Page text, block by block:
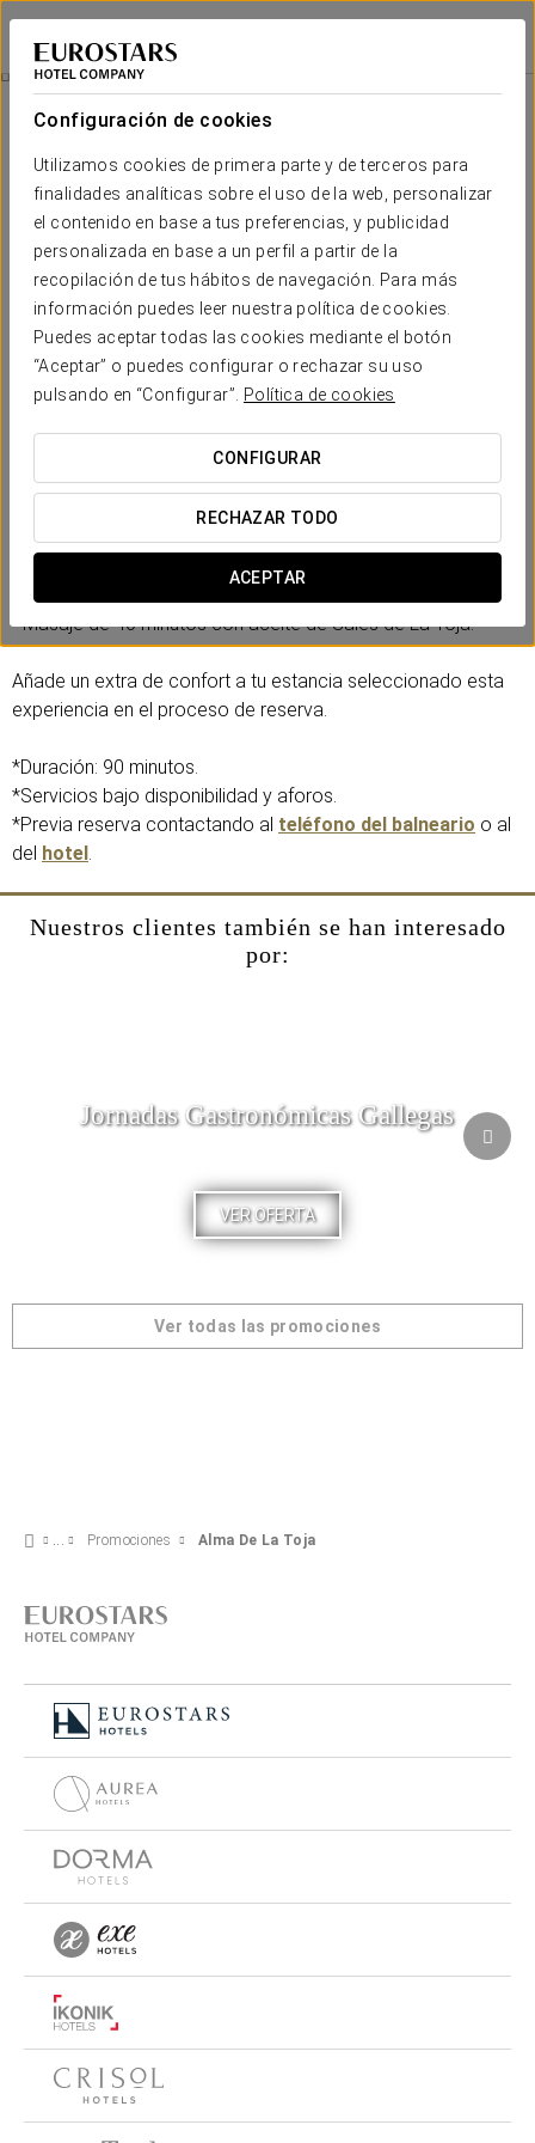
Configuración de cookies
Utilizamos cookies de primera parte y de terceros para
finalidades analíticas sobre el uso de la web, personalizar
el contenido en base a tus preferencias, y publicidad
personalizada en base a un perfil a partir de la
recopilación de tus hábitos de navegación. Para más
información puedes leer nuestra política de cookies.
Puedes aceptar todas las cookies mediante el botón
“Aceptar” o puedes configurar o rechazar su uso
pulsando en “Configurar”.
Política de cookies
CONFIGURAR
RECHAZAR TODO
ACEPTAR
Eurostars Gran Hotel La Toja
PONTEVEDRA - O GROVE
Alma De La Toja
150 € por persona
Alma de la Toja
Disfruta de unos maravillosos días en el Eurostars Gran Hotel
la Toja con esta maravillosa promoción.
Incluye:
- Peeling corporal con Sales de La Toja.
- Baño de Sales de La Toja.
- Masaje de 40 minutos con aceite de Sales de La Toja.
Añade un extra de confort a tu estancia seleccionado esta
experiencia en el proceso de reserva.
*Duración: 90 minutos.
*Servicios bajo disponibilidad y aforos.
*Previa reserva contactando al teléfono del balneario o al
del hotel.
Nuestros clientes también se han interesado
por:
Jornadas Gastronómicas Gallegas
VER OFERTA
Ver todas las promociones
Promociones Alma De La Toja